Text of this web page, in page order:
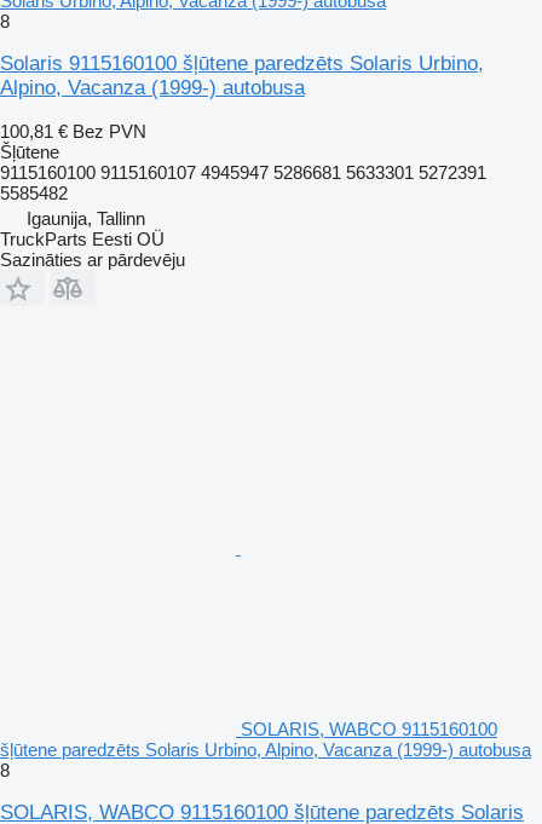
8
Solaris 9115160100 šļūtene paredzēts Solaris Urbino,
Alpino, Vacanza (1999-) autobusa
100,81 € Bez PVN
Šļūtene
9115160100 9115160107 4945947 5286681 5633301 5272391
5585482
Igaunija, Tallinn
TruckParts Eesti OÜ
Sazināties ar pārdevēju
SOLARIS, WABCO 9115160100
šļūtene paredzēts Solaris Urbino, Alpino, Vacanza (1999-) autobusa
8
SOLARIS, WABCO 9115160100 šļūtene paredzēts Solaris